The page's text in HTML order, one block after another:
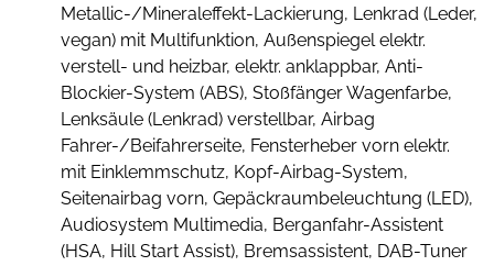
Metallic-/Mineraleffekt-Lackierung, Lenkrad (Leder,
vegan) mit Multifunktion, Außenspiegel elektr.
verstell- und heizbar, elektr. anklappbar, Anti-
Blockier-System (ABS), Stoßfänger Wagenfarbe,
Lenksäule (Lenkrad) verstellbar, Airbag
Fahrer-/Beifahrerseite, Fensterheber vorn elektr.
mit Einklemmschutz, Kopf-Airbag-System,
Seitenairbag vorn, Gepäckraumbeleuchtung (LED),
Audiosystem Multimedia, Berganfahr-Assistent
(HSA, Hill Start Assist), Bremsassistent, DAB-Tuner